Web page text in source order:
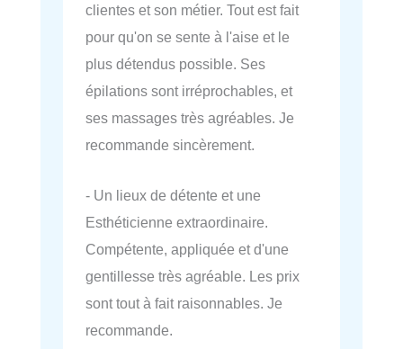
clientes et son métier. Tout est fait
pour qu'on se sente à l'aise et le
plus détendus possible. Ses
épilations sont irréprochables, et
ses massages très agréables. Je
recommande sincèrement.
- Un lieux de détente et une
Esthéticienne extraordinaire.
Compétente, appliquée et d'une
gentillesse très agréable. Les prix
sont tout à fait raisonnables. Je
recommande.